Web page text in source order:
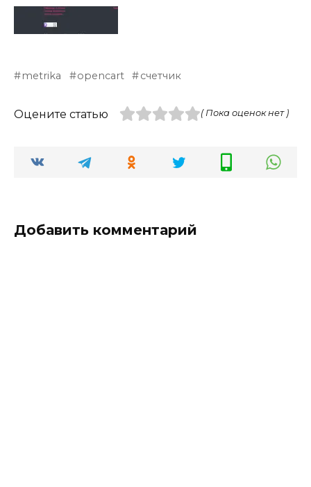
metrika opencart счетчик
Оцените статью ( Пока оценок нет )
Добавить комментарий